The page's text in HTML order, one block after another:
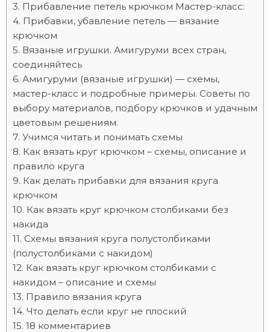
Прибавление петель крючком Мастер-класс:
Прибавки, убавление петель — вязание
крючком
Вязаные игрушки. Амигуруми всех стран,
соединяйтесь
Амигуруми (вязаные игрушки) — схемы,
мастер-класс и подробные примеры. Советы по
выбору материалов, подбору крючков и удачным
цветовым решениям.
Учимся читать и понимать схемы
Как вязать круг крючком – схемы, описание и
правило круга
Как делать прибавки для вязания круга
крючком
Как вязать круг крючком столбиками без
накида
Схемы вязания круга полустолбиками
(полустолбиками с накидом)
Как вязать круг крючком столбиками с
накидом – описание и схемы
Правило вязания круга
Что делать если круг не плоский
18 комментариев